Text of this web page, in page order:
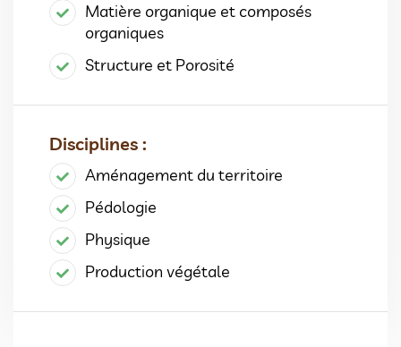
Matière organique et composés
organiques
Structure et Porosité
Disciplines :
Aménagement du territoire
Pédologie
Physique
Production végétale